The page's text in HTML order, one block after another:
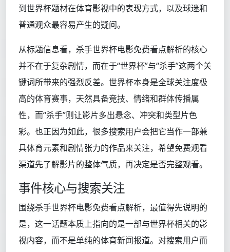
到世界杯题材在体育影视中的表现方式，以及球迷和
普通观众最容易产生的疑问。
从标题信息看，杀手世界杯电影免费看点解析的核心
并不在于复杂剧情，而在于“世界杯”与“杀手”这两个关
键词所带来的强烈反差。世界杯本身是全球关注度极
高的体育赛事，天然具备竞技、情绪和群体传播属
性，而“杀手”则让影片多出悬念、冲突和类型片色
彩。也正因为如此，很多搜索用户会把它当作一部兼
具体育元素和剧情张力的作品来关注，希望免费观看
渠道先了解影片的整体气质，再决定是否完整观看。
事件核心与搜索关注
围绕杀手世界杯电影免费看点解析，最值得先说明的
是，这一话题本质上指向的是一部与世界杯相关的影
视内容，而不是单纯的体育新闻报道。对搜索用户而